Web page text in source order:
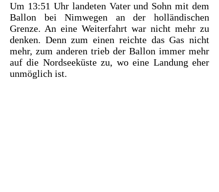
Um 13:51 Uhr landeten Vater und Sohn mit dem
Ballon bei Nimwegen an der holländischen
Grenze. An eine Weiterfahrt war nicht mehr zu
denken. Denn zum einen reichte das Gas nicht
mehr, zum anderen trieb der Ballon immer mehr
auf die Nordseeküste zu, wo eine Landung eher
unmöglich ist.